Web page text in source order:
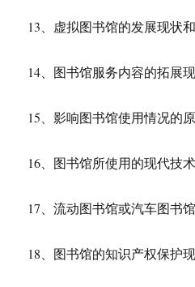
13、虚拟图书馆的发展现状
14、图书馆服务内容的拓展
15、影响图书馆使用情况的
16、图书馆所使用的现代技
17、流动图书馆或汽车图书
18、图书馆的知识产权保护